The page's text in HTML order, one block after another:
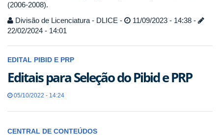
(2006-2008).
Divisão de Licenciatura - DLICE -
11/09/2023 - 14:38 -
22/02/2024 - 14:01
EDITAL PIBID E PRP
Editais para Seleção do Pibid e PRP
05/10/2022 - 14:24
CENTRAL DE CONTEÚDOS